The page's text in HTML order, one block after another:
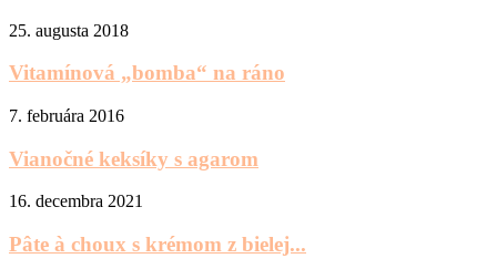
25. augusta 2018
Vitamínová „bomba“ na ráno
7. februára 2016
Vianočné keksíky s agarom
16. decembra 2021
Pâte à choux s krémom z bielej...